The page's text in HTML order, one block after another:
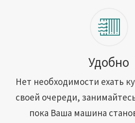
Удобно
Нет необходимости ехать
своей очереди,
пока Ваша машина